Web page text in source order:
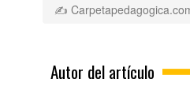
✍
Autor del artículo